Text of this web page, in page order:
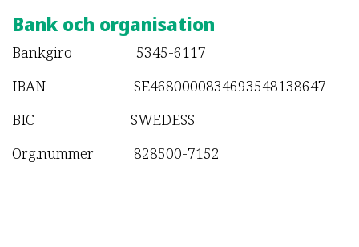
Bank och organisation
Bankgiro 5345-6117
IBAN SE4680000834693548138647
BIC SWEDESS
Org.nummer 828500-7152